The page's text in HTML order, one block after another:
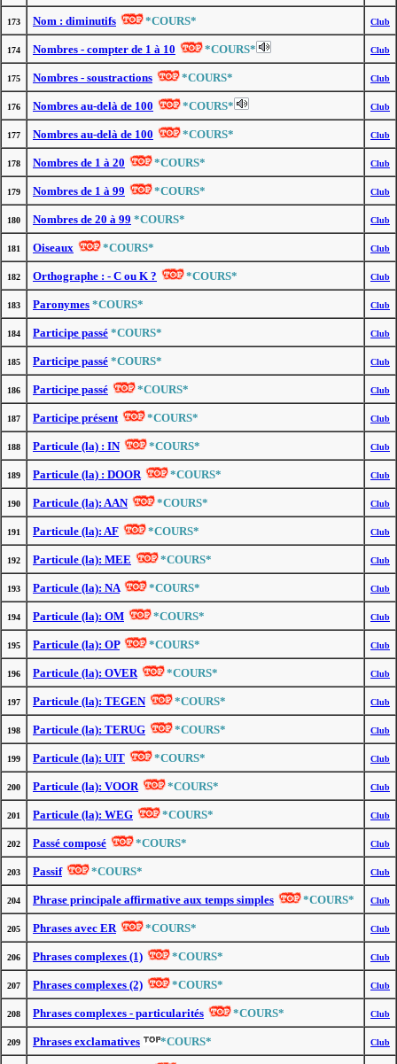
173 Nom : diminutifs *COURS* Club
174 Nombres - compter de 1 à 10 *COURS* Club
175 Nombres - soustractions *COURS* Club
176 Nombres au-delà de 100 *COURS* Club
177 Nombres au-delà de 100 *COURS* Club
178 Nombres de 1 à 20 *COURS* Club
179 Nombres de 1 à 99 *COURS* Club
180 Nombres de 20 à 99 *COURS* Club
181 Oiseaux *COURS* Club
182 Orthographe : - C ou K ? *COURS* Club
183 Paronymes *COURS* Club
184 Participe passé *COURS* Club
185 Participe passé *COURS* Club
186 Participe passé *COURS* Club
187 Participe présent *COURS* Club
188 Particule (la) : IN *COURS* Club
189 Particule (la) : DOOR *COURS* Club
190 Particule (la): AAN *COURS* Club
191 Particule (la): AF *COURS* Club
192 Particule (la): MEE *COURS* Club
193 Particule (la): NA *COURS* Club
194 Particule (la): OM *COURS* Club
195 Particule (la): OP *COURS* Club
196 Particule (la): OVER *COURS* Club
197 Particule (la): TEGEN *COURS* Club
198 Particule (la): TERUG *COURS* Club
199 Particule (la): UIT *COURS* Club
200 Particule (la): VOOR *COURS* Club
201 Particule (la): WEG *COURS* Club
202 Passé composé *COURS* Club
203 Passif *COURS* Club
204 Phrase principale affirmative aux temps simples *COURS* Club
205 Phrases avec ER *COURS* Club
206 Phrases complexes (1) *COURS* Club
207 Phrases complexes (2) *COURS* Club
208 Phrases complexes - particularités *COURS* Club
209 Phrases exclamatives *COURS* Club